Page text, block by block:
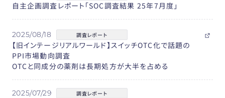
自主企画調査レポート「SOC調査結果 25年7月度」
2025/08/18 調査レポート
【旧インテージリアルワールド】スイッチOTC化で話題の
PPI市場動向調査
OTCと同成分の薬剤は長期処方が大半を占める
2025/07/29 調査レポート